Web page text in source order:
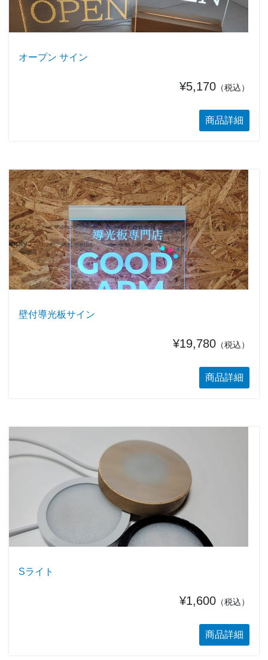
オープン サイン
¥5,170 （税込）
商品詳細
壁付導光板サイン
¥19,780 （税込）
商品詳細
Sライト
¥1,600 （税込）
商品詳細